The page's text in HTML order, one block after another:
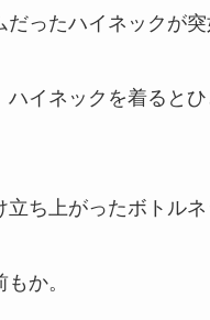
ったハイネックが
ハイネックを着ると
ち上がったボトル
か。